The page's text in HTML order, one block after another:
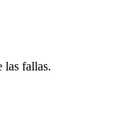
las fallas.